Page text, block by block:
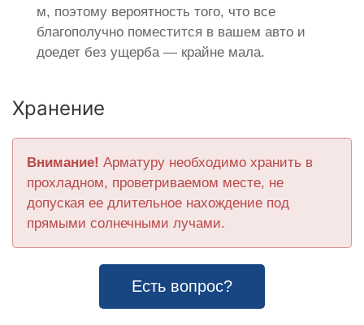
м, поэтому вероятность того, что все
благополучно поместится в вашем авто и
доедет без ущерба — крайне мала.
Хранение
Внимание! Арматуру необходимо хранить в
прохладном, проветриваемом месте, не
допуская ее длительное нахождение под
прямыми солнечными лучами.
Есть вопрос?